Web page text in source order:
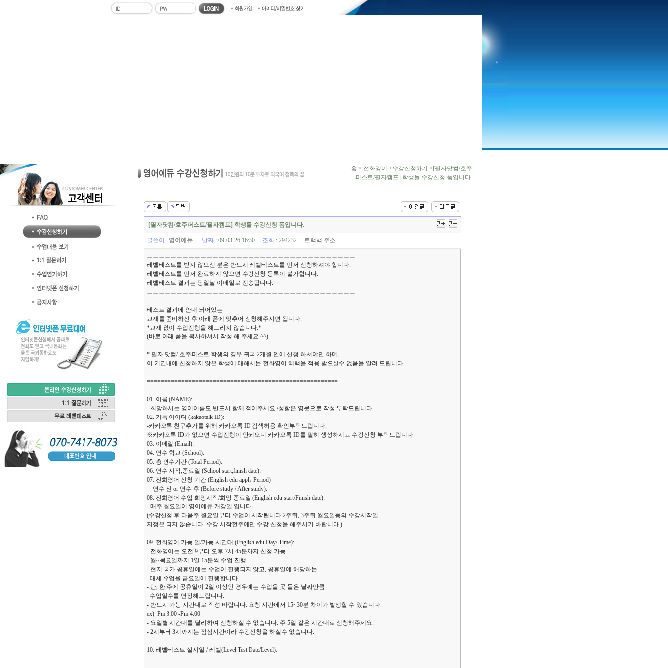
홈 > 전화영어 >수강신청하기 >[필자닷컴/호주
퍼스트/필자캠프] 학생들 수강신청 폼입니다.
[필자닷컴/호주퍼스트/필자캠프] 학생들 수강신청 폼입니다.
글쓴이 : 영어에듀 날짜: 09-03-26 16:30 조회 : 294232 트랙백 주소
ㅡㅡㅡㅡㅡㅡㅡㅡㅡㅡㅡㅡㅡㅡㅡㅡㅡㅡㅡㅡㅡㅡㅡㅡㅡㅡㅡㅡㅡㅡㅡㅡㅡㅡㅡ
레벨테스트를 받지 않으신 분은 반드시 레벨테스트를 먼저 신청하셔야 합니다.
레벨테스트를 먼저 완료하지 않으면 수강신청 등록이 불가합니다.
레벨테스트 결과는 당일날 이메일로 전송됩니다.
ㅡㅡㅡㅡㅡㅡㅡㅡㅡㅡㅡㅡㅡㅡㅡㅡㅡㅡㅡㅡㅡㅡㅡㅡㅡㅡㅡㅡㅡㅡㅡㅡㅡㅡㅡ
테스트 결과에 안내 되어있는
교재를 준비하신 후 아래 폼에 맞추어 신청해주시면 됩니다.
*교재 없이 수업진행을 해드리지 않습니다.*
(바로 아래 폼을 복사하셔서 작성 해 주세요.^^)
* 필자 닷컴/ 호주퍼스트 학생의 경우 귀국 2개월 안에 신청 하셔야만 하며,
이 기간내에 신청하지 않은 학생에 대해서는 전화영어 혜택을 적용 받으실수 없음을 알려 드립니다.
=======================================================
01. 이름 (NAME):
- 희망하시는 영어이름도 반드시 함께 적어주세요./성함은 영문으로 작성 부탁드립니다.
02. 카톡 아이디 (kakaotalk ID):
-카카오톡 친구추가를 위해 카카오톡 ID 검색허용 확인부탁드립니다.
※카카오톡 ID가 없으면 수업진행이 안되오니 카카오톡 ID를 필히 생성하시고 수강신청 부탁드립니다.
03. 이메일 (Email):
04. 연수 학교 (School):
05. 총 연수기간 (Total Period):
06. 연수 시작,종료일 (School start,finish date):
07. 전화영어 신청 기간 (English edu apply Period)
연수 전 or 연수 후 (Before study / After study):
08. 전화영어 수업 희망시작/희망 종료일 (English edu start/Finish date):
- 매주 월요일이 영어에듀 개강일 입니다.
(수강신청 후 다음주 월요일부터 수업이 시작됩니다.2주뒤, 3주뒤 월요일등의 수강시작일
지정은 되지 않습니다. 수강 시작전주에만 수강 신청을 해주시기 바랍니다.)
09. 전화영어 가능 일/가능 시간대 (English edu Day/ Time):
- 전화영어는 오전 9부터 오후 7시 45분까지 신청 가능
- 월~목요일까지 1일 15분씩 수업 진행
- 현지 국가 공휴일에는 수업이 진행되지 않고, 공휴일에 해당하는
대체 수업을 금요일에 진행합니다.
- 단, 한 주에 공휴일이 2일 이상인 경우에는 수업을 못 들은 날짜만큼
수업일수를 연장해드립니다.
- 반드시 가능 시간대로 작성 바랍니다. 요청 시간에서 15~30분 차이가 발생할 수 있습니다.
ex) Pm 3:00 -Pm 4:00
- 요일별 시간대를 달리하여 신청하실 수 없습니다. 주 5일 같은 시간대로 신청해주세요.
- 2시부터 3시까지는 점심시간이라 수강신청을 하실수 없습니다.
10. 레벨테스트 실시일 / 레벨(Level Test Date/Level):